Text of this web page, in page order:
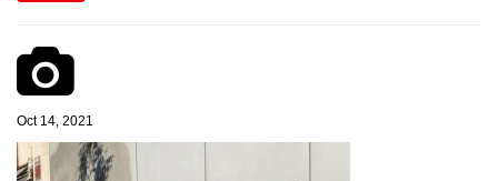
Oct 14, 2021